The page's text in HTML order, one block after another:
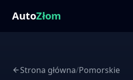
AutoZłom
Strona główna/Pomorskie